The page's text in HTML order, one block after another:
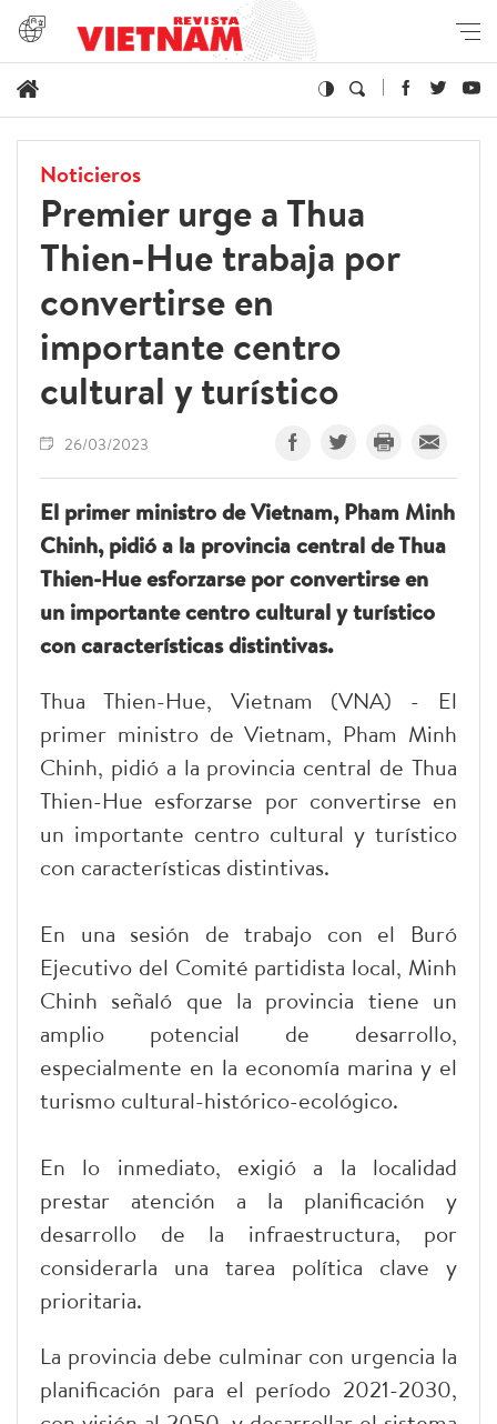
Noticieros
Premier urge a Thua
Thien-Hue trabaja por
convertirse en
importante centro
cultural y turístico
26/03/2023
El primer ministro de Vietnam, Pham Minh
Chinh, pidió a la provincia central de Thua
Thien-Hue esforzarse por convertirse en
un importante centro cultural y turístico
con características distintivas.
Thua Thien-Hue, Vietnam (VNA) - El
primer ministro de Vietnam, Pham Minh
Chinh, pidió a la provincia central de Thua
Thien-Hue esforzarse por convertirse en
un importante centro cultural y turístico
con características distintivas.
En una sesión de trabajo con el Buró
Ejecutivo del Comité partidista local, Minh
Chinh señaló que la provincia tiene un
amplio potencial de desarrollo,
especialmente en la economía marina y el
turismo cultural-histórico-ecológico.
En lo inmediato, exigió a la localidad
prestar atención a la planificación y
desarrollo de la infraestructura, por
considerarla una tarea política clave y
prioritaria.
La provincia debe culminar con urgencia la
planificación para el período 2021-2030,